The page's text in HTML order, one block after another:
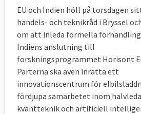
EU och Indien höll på torsdagen
handels- och teknikråd i Bryssel
om att inleda formella
Indiens anslutning till
forskningsprogrammet Horisont
Parterna ska även inrätta ett
innovationscentrum för
fördjupa samarbetet inom
kvantteknik och artificiell